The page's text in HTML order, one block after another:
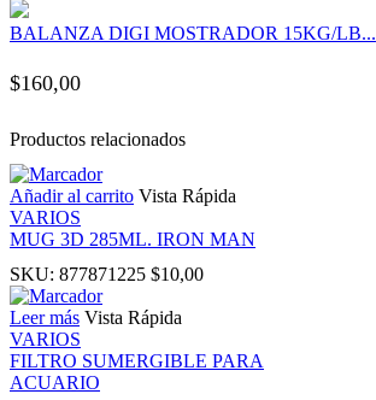
panel
panel
panel
panel
panel
panel
BALANZA DIGI MOSTRADOR 15KG/LB...
$160,00
Productos relacionados
Añadir al carrito Vista Rápida
VARIOS
MUG 3D 285ML. IRON MAN
SKU: 877871225 $10,00
Leer más Vista Rápida
VARIOS
FILTRO SUMERGIBLE PARA
ACUARIO